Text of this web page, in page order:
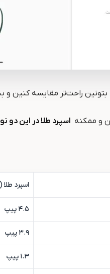
تا بتونین راحت‌تر مقایسه
و ممکنه اسپرد طلا در این دو
اسپرد طلا (XAU/USD)
۴.۵ پیپ
۳.۹ پیپ
۱.۳ پیپ